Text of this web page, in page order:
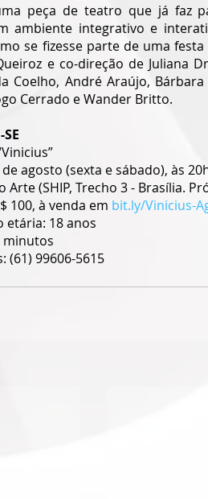
peça de teatro que já faz
ambiente integrativo e
se fizesse parte de uma
e co-direção de Juliana
Coelho, André Araújo,
Cerrado e Wander Britto.
de agosto (sexta e sábado), às
Arte (SHIP, Trecho 3 - Brasília.
100, à venda em bit.ly/Vinicius-
etária: 18 anos
minutos
(61) 99606-5615